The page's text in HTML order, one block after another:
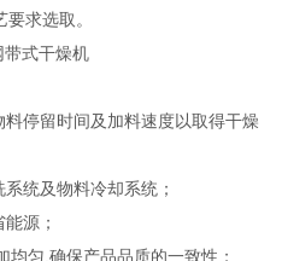
求选取。
停留时间及加料速度以取得干燥
统及物料冷却系统；
源；
匀,确保产品品质的一致性；